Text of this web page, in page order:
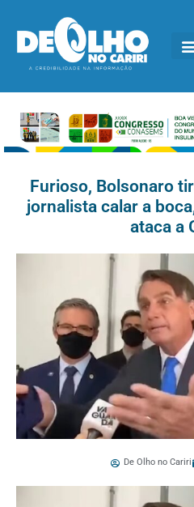
Furioso, Bolsonaro
jornalista calar a
ataca a
De Olho no Cariri